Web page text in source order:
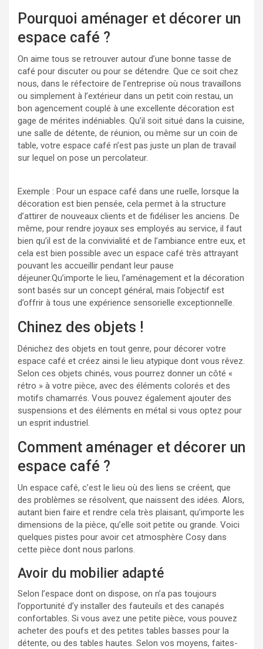
Pourquoi aménager et décorer un
espace café ?
On aime tous se retrouver autour d’une bonne tasse de
café pour discuter ou pour se détendre. Que ce soit chez
nous, dans le réfectoire de l’entreprise où nous travaillons
ou simplement à l’extérieur dans un petit coin restau, un
bon agencement couplé à une excellente décoration est
gage de mérites indéniables. Qu’il soit situé dans la cuisine,
une salle de détente, de réunion, ou même sur un coin de
table, votre espace café n’est pas juste un plan de travail
sur lequel on pose un percolateur.
Exemple : Pour un espace café dans une ruelle, lorsque la
décoration est bien pensée, cela permet à la structure
d’attirer de nouveaux clients et de fidéliser les anciens. De
même, pour rendre joyaux ses employés au service, il faut
bien qu’il est de la convivialité et de l’ambiance entre eux, et
cela est bien possible avec un espace café très attrayant
pouvant les accueillir pendant leur pause
déjeuner.Qu’importe le lieu, l’aménagement et la décoration
sont basés sur un concept général, mais l’objectif est
d’offrir à tous une expérience sensorielle exceptionnelle.
Chinez des objets !
Dénichez des objets en tout genre, pour décorer votre
espace café et créez ainsi le lieu atypique dont vous rêvez.
Selon ces objets chinés, vous pourrez donner un côté «
rétro » à votre pièce, avec des éléments colorés et des
motifs chamarrés. Vous pouvez également ajouter des
suspensions et des éléments en métal si vous optez pour
un esprit industriel.
Comment aménager et décorer un
espace café ?
Un espace café, c’est le lieu où des liens se créent, que
des problèmes se résolvent, que naissent des idées. Alors,
autant bien faire et rendre cela très plaisant, qu’importe les
dimensions de la pièce, qu’elle soit petite ou grande. Voici
quelques pistes pour avoir cet atmosphère Cosy dans
cette pièce dont nous parlons.
Avoir du mobilier adapté
Selon l’espace dont on dispose, on n’a pas toujours
l’opportunité d’y installer des fauteuils et des canapés
confortables. Si vous avez une petite pièce, vous pouvez
acheter des poufs et des petites tables basses pour la
détente, ou des tables hautes. Selon vos moyens, faites-